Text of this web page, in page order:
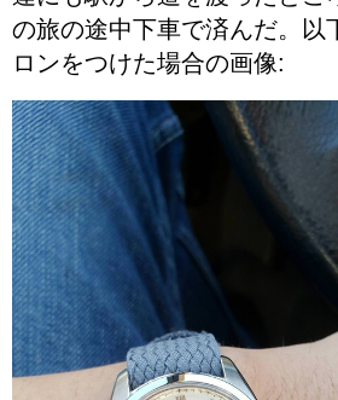
の旅の途中下車で済んだ。以
ロンをつけた場合の画像: